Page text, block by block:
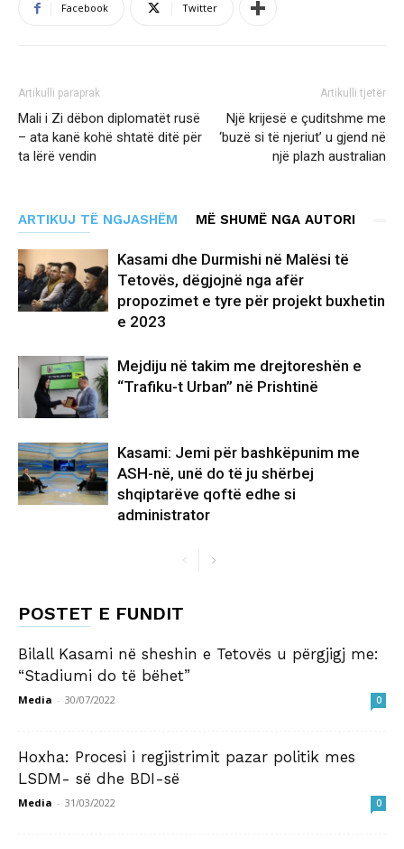
Facebook Twitter
Artikulli paraprak
Mali i Zi dëbon diplomatët rusë
– ata kanë kohë shtatë ditë për
ta lërë vendin
Artikulli tjetër
Një krijesë e çuditshme me
‘buzë si të njeriut’ u gjend në
një plazh australian
ARTIKUJ TË NGJASHËM MË SHUMË NGA AUTORI
Kasami dhe Durmishi në Malësi të
Tetovës, dëgjojnë nga afër
propozimet e tyre për projekt buxhetin
e 2023
Mejdiju në takim me drejtoreshën e
“Trafiku-t Urban” në Prishtinë
Kasami: Jemi për bashkëpunim me
ASH-në, unë do të ju shërbej
shqiptarëve qoftë edhe si
administrator
POSTET E FUNDIT
Bilall Kasami në sheshin e Tetovës u përgjigj me:
“Stadiumi do të bëhet”
Media - 30/07/2022 0
Hoxha: Procesi i regjistrimit pazar politik mes
LSDM- së dhe BDI-së
Media - 31/03/2022 0